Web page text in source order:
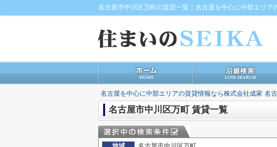
名古屋市中川区万町の賃貸一覧｜名古屋を中心に中部エリア
名古屋を中心に中部エリアの賃貸情報なら株式会社成家 名
名古屋市中川区万町 賃貸一覧